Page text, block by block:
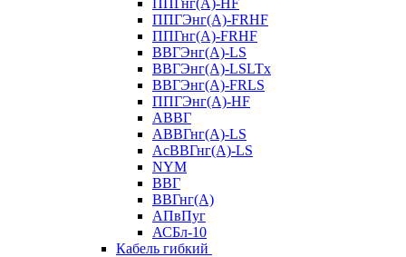
ППГнг(А)-HF
ППГЭнг(А)-FRHF
ППГнг(А)-FRHF
ВВГЭнг(А)-LS
ВВГЭнг(А)-LSLTx
ВВГЭнг(А)-FRLS
ППГЭнг(А)-HF
АВВГ
АВВГнг(А)-LS
АсВВГнг(А)-LS
NYM
ВВГ
ВВГнг(А)
АПвПуг
АСБл-10
Кабель гибкий